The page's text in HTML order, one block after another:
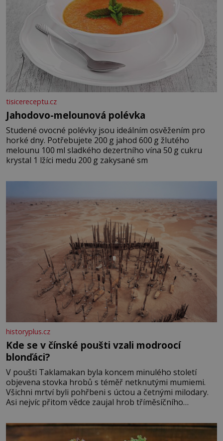
tisicereceptu.cz
Jahodovo-melounová polévka
Studené ovocné polévky jsou ideálním osvěžením pro
horké dny. Potřebujete 200 g jahod 600 g žlutého
melounu 100 ml sladkého dezertního vína 50 g cukru
krystal 1 lžíci medu 200 g zakysané sm
historyplus.cz
Kde se v čínské poušti vzali modroocí
blonďáci?
V poušti Taklamakan byla koncem minulého století
objevena stovka hrobů s téměř netknutými mumiemi.
Všichni mrtví byli pohřbeni s úctou a četnými milodary.
Asi nejvíc přitom vědce zaujal hrob tříměsíčního
blonďaté vlásky. Fakt, že jsou těla dávných lidí nesmírně
dobře zachovalá, přičítají odborníci zdejším klimatickým